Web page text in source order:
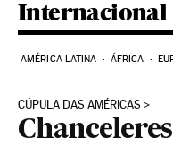
Internacional
AMÉRICA LATINA ÁFRICA
CÚPULA DAS AMÉRICAS